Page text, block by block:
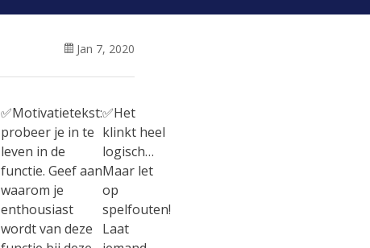
Jan 7, 2020
✅Motivatietekst:
probeer je in te
leven in de
functie. Geef aan
waarom je
enthousiast
wordt van deze
✅Het
klinkt heel
logisch…
Maar let
op
spelfouten!
Laat